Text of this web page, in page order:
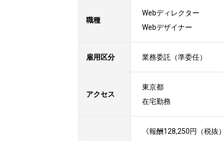
職種
Webディレクター
Webデザイナー
雇用区分 業務委託（準委任）
アクセス
東京都
在宅勤務
《報酬128,250円（税